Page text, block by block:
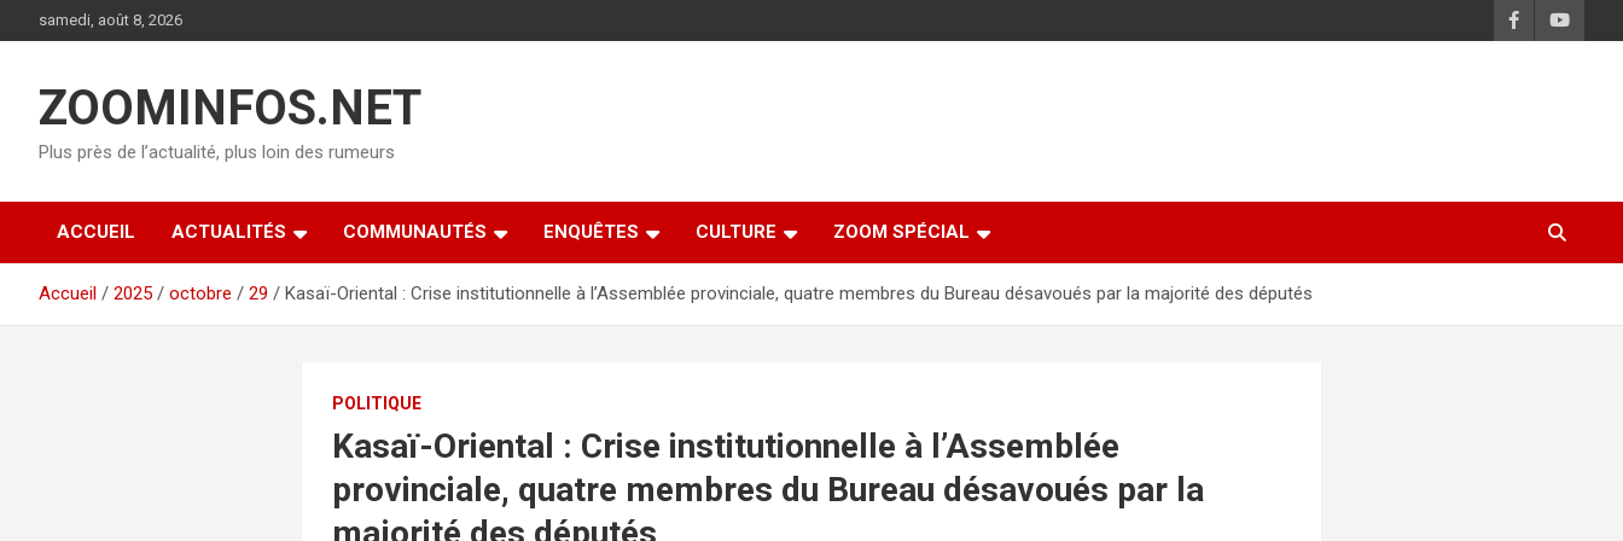
au
samedi, août 8, 2026
ZOOMINFOS.NET
Plus près de l’actualité, plus loin des rumeurs
ACCUEIL ACTUALITÉS COMMUNAUTÉS ENQUÊTES CULTURE ZOOM SPÉCIAL
Accueil 2025 octobre 29 Kasaï-Oriental : Crise institutionnelle à l’Assemblée provinciale, quatre membres du Bureau désavoués par la majorité des députés
POLITIQUE
Kasaï-Oriental : Crise institutionnelle à l’Assemblée
provinciale, quatre membres du Bureau désavoués par la